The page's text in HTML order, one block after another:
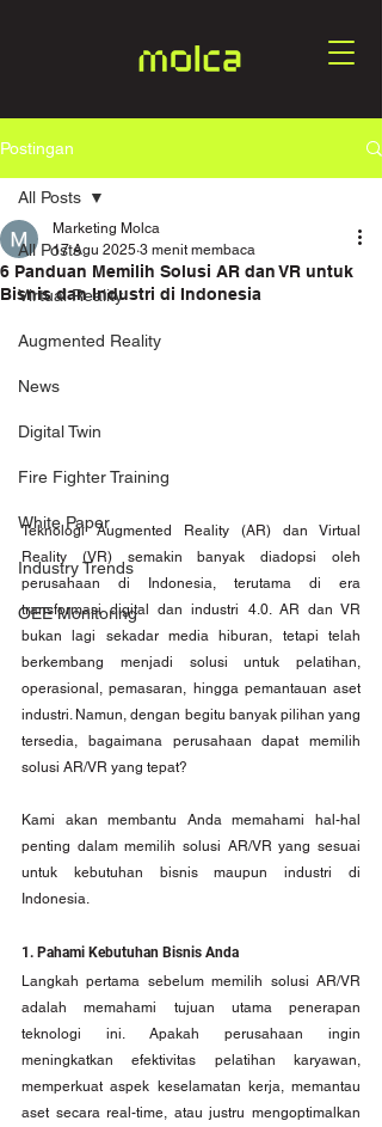
Postingan
All Posts
Virtual Reality
Augmented Reality
News
Digital Twin
Fire Fighter Training
White Paper
Industry Trends
OEE Monitoring
All Posts
6 Panduan Memilih Solusi AR dan VR untuk
Bisnis dan Industri di Indonesia
Marketing Molca
17 Agu 2025 3 menit membaca
Teknologi Augmented Reality (AR) dan Virtual
Reality (VR) semakin banyak diadopsi oleh
perusahaan di Indonesia, terutama di era
transformasi digital dan industri 4.0. AR dan VR
bukan lagi sekadar media hiburan, tetapi telah
berkembang menjadi solusi untuk pelatihan,
operasional, pemasaran, hingga pemantauan aset
industri. Namun, dengan begitu banyak pilihan yang
tersedia, bagaimana perusahaan dapat memilih
solusi AR/VR yang tepat?
Kami akan membantu Anda memahami hal-hal
penting dalam memilih solusi AR/VR yang sesuai
untuk kebutuhan bisnis maupun industri di
Indonesia.
1. Pahami Kebutuhan Bisnis Anda
Langkah pertama sebelum memilih solusi AR/VR
adalah memahami tujuan utama penerapan
teknologi ini. Apakah perusahaan ingin
meningkatkan efektivitas pelatihan karyawan,
memperkuat aspek keselamatan kerja, memantau
aset secara real-time, atau justru mengoptimalkan